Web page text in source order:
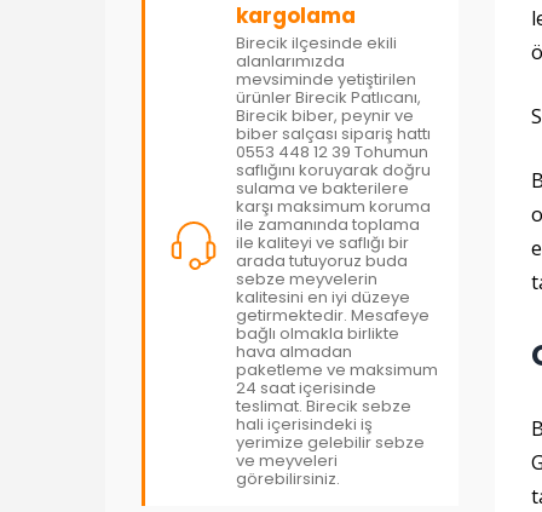
kargolama
Birecik ilçesinde ekili
alanlarımızda
mevsiminde yetiştirilen
ürünler Birecik Patlıcanı,
Birecik biber, peynir ve
biber salçası sipariş hattı
0553 448 12 39 Tohumun
saflığını koruyarak doğru
sulama ve bakterilere
karşı maksimum koruma
ile zamanında toplama
ile kaliteyi ve saflığı bir
arada tutuyoruz buda
sebze meyvelerin
kalitesini en iyi düzeye
getirmektedir. Mesafeye
bağlı olmakla birlikte
hava almadan
paketleme ve maksimum
24 saat içerisinde
teslimat. Birecik sebze
hali içerisindeki iş
yerimize gelebilir sebze
ve meyveleri
görebilirsiniz.